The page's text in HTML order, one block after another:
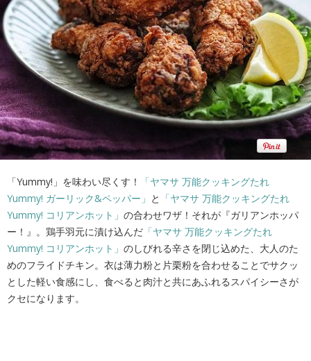
「Yummy!」を味わい尽くす！
「ヤマサ 万能クッキングたれ
Yummy! ガーリック&ペッパー」 と 「ヤマサ 万能クッキングたれ
Yummy! コリアンホット」 の合わせワザ！それが『ガリアンホッパ
ー！』。鶏手羽元に漬け込んだ 「ヤマサ 万能クッキングたれ
Yummy! コリアンホット」 のしびれる辛さを閉じ込めた、大人のた
めのフライドチキン。衣は薄力粉と片栗粉を合わせることでサクッ
とした軽い食感にし、食べると肉汁と共にあふれるスパイシーさが
クセになります。